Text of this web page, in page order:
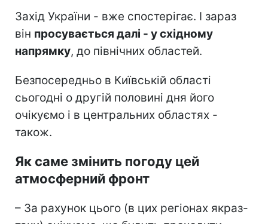
Захід України - вже спостерігає. І зараз
він просувається далі - у східному
напрямку, до північних областей.
Безпосередньо в Київській області
сьогодні о другій половині дня його
очікуємо і в центральних областях -
також.
Як саме змінить погоду цей
атмосферний фронт
– За рахунок цього (в цих регіонах якраз-